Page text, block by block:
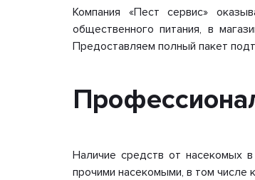
Компания «Пест сервис»
общественного питания, в
Предоставляем полный пакет
Наличие средств от насекомых
прочими насекомыми, в том числе